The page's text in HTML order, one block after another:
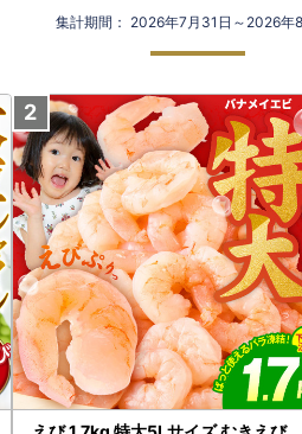
集計期間： 2026年7月31日～2026年